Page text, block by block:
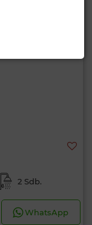
2 Sdb.
WhatsApp